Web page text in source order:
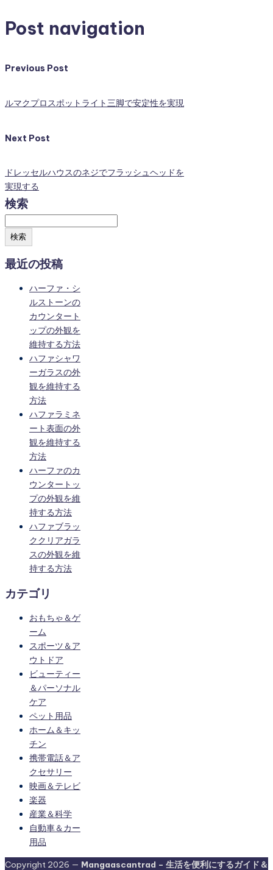
Post navigation
Previous Post
ルマクプロスポットライト三脚で安定性を実現
Next Post
ドレッセルハウスのネジでフラッシュヘッドを
実現する
検索
検索
最近の投稿
ハーファ・シ
ルストーンの
カウンタート
ップの外観を
維持する方法
ハファシャワ
ーガラスの外
観を維持する
方法
ハファラミネ
ート表面の外
観を維持する
方法
ハーファのカ
ウンタートッ
プの外観を維
持する方法
ハファブラッ
ククリアガラ
スの外観を維
持する方法
カテゴリ
おもちゃ＆ゲ
ーム
スポーツ＆ア
ウトドア
ビューティー
＆パーソナル
ケア
ペット用品
ホーム＆キッ
チン
携帯電話＆ア
クセサリー
映画＆テレビ
楽器
産業＆科学
自動車＆カー
用品
Copyright 2026 — Mangaascantrad – 生活を便利にするガイド＆